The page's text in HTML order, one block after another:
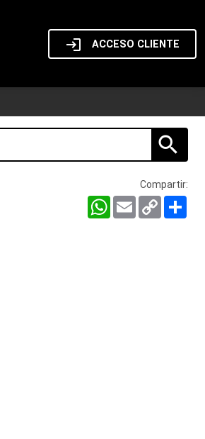
login ACCESO CLIENTE
search
Compartir:
WhatsApp
EmailCopy
Link